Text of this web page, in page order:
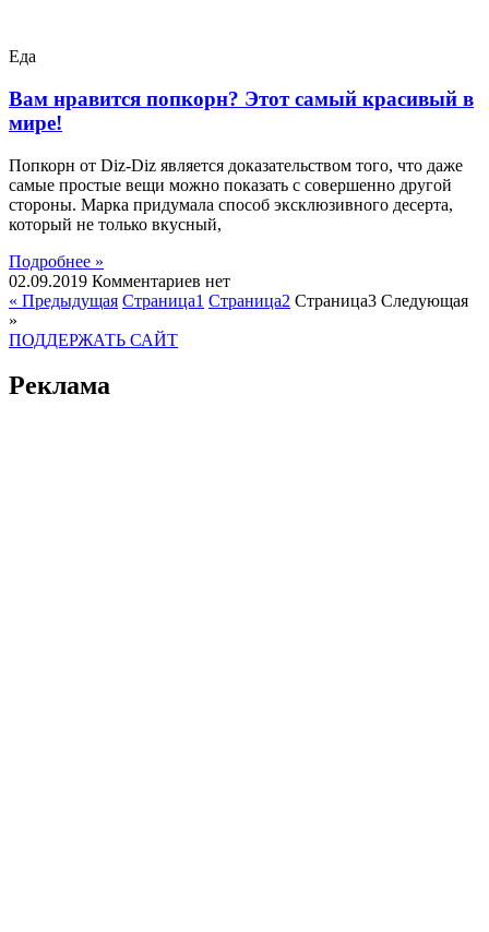
Еда
Вам нравится попкорн? Этот самый красивый в
мире!
Попкорн от Diz-Diz является доказательством того, что даже
самые простые вещи можно показать с совершенно другой
стороны. Марка придумала способ эксклюзивного десерта,
который не только вкусный,
Подробнее »
02.09.2019 Комментариев нет
« Предыдущая Страница1 Страница2 Страница3 Следующая
»
ПОДДЕРЖАТЬ САЙТ
Реклама